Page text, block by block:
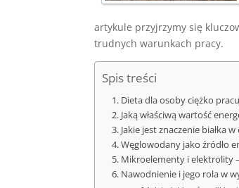
artykule przyjrzymy się
trudnych warunkach pracy.
Spis treści
Dieta dla osoby ciężko
Jaką właściwą wartość
Jakie jest znaczenie białka
Węglowodany jako źródło
Mikroelementy i elektrolity
Nawodnienie i jego rola w